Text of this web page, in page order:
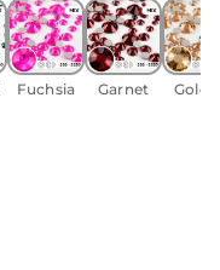
Fuchsia Garnet